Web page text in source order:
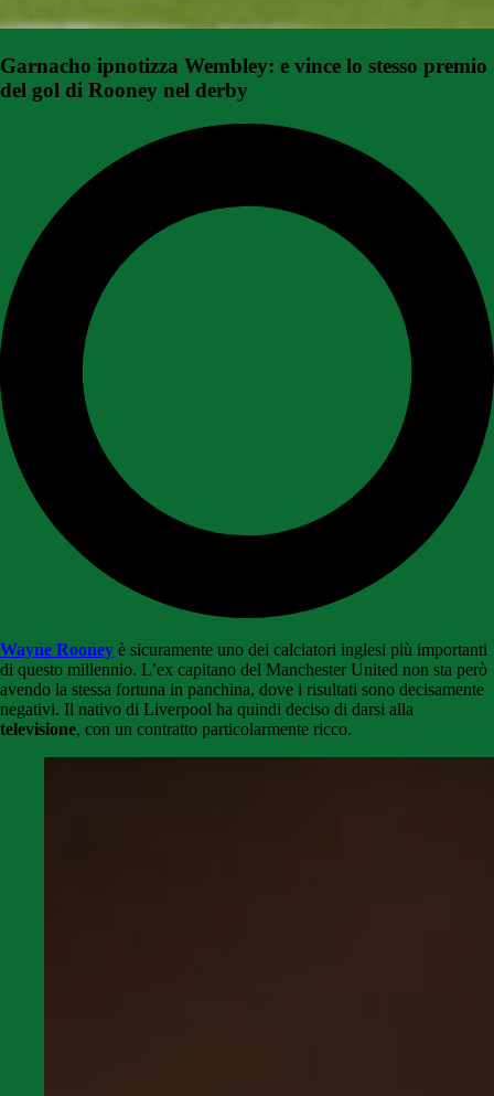
Garnacho ipnotizza Wembley: e vince lo stesso premio
del gol di Rooney nel derby
Wayne Rooney è sicuramente uno dei calciatori inglesi più importanti
di questo millennio. L’ex capitano del Manchester United non sta però
avendo la stessa fortuna in panchina, dove i risultati sono decisamente
negativi. Il nativo di Liverpool ha quindi deciso di darsi alla
televisione, con un contratto particolarmente ricco.